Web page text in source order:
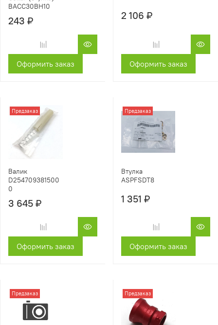
BACC30BH10
243 ₽
Оформить заказ
2 106 ₽
Оформить заказ
Предзаказ
Валик
D254709381500
0
3 645 ₽
Оформить заказ
Предзаказ
Втулка
ASPFSDT8
1 351 ₽
Оформить заказ
Предзаказ Предзаказ